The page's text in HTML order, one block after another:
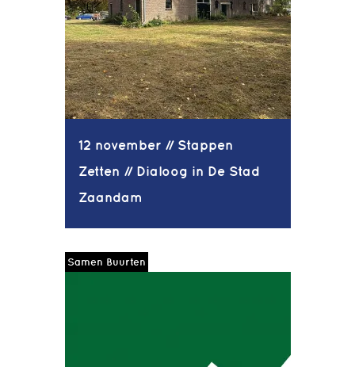
12 november // Stappen
Zetten // Dialoog in De Stad
Zaandam
Samen Buurten